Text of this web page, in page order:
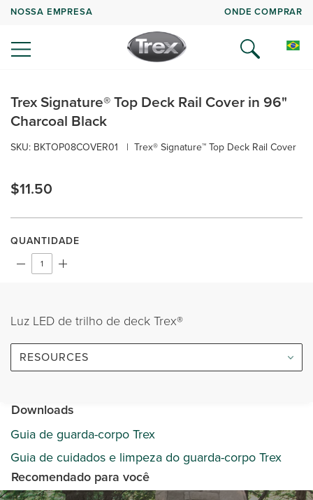
NOSSA EMPRESA ONDE COMPRAR
Trex Signature® Top Deck Rail Cover in 96"
Charcoal Black
SKU: BKTOP08COVER01 | Trex® Signature™ Top Deck Rail Cover
$11.50
QUANTIDADE
Luz LED de trilho de deck Trex®
RESOURCES
Downloads
Guia de guarda-corpo Trex
Guia de cuidados e limpeza do guarda-corpo Trex
Recomendado para você